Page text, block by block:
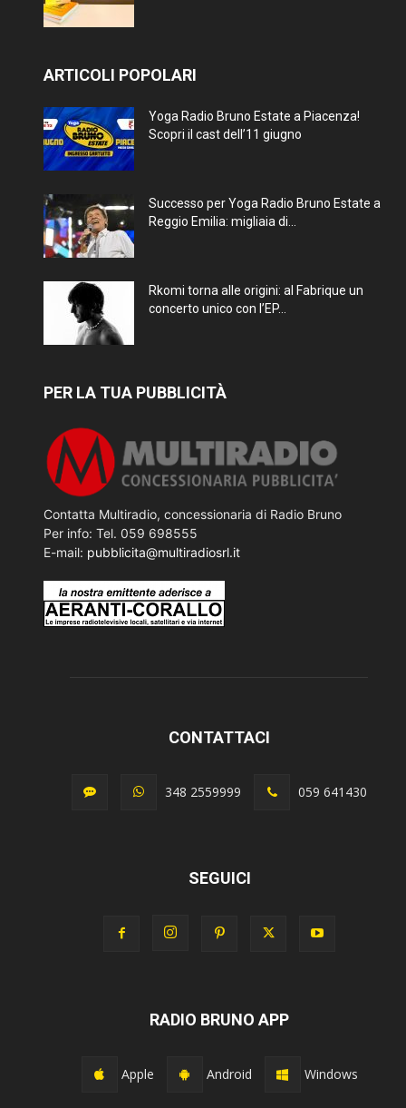
ARTICOLI POPOLARI
Yoga Radio Bruno Estate a Piacenza!
Scopri il cast dell’11 giugno
Successo per Yoga Radio Bruno Estate a
Reggio Emilia: migliaia di...
Rkomi torna alle origini: al Fabrique un
concerto unico con l’EP...
PER LA TUA PUBBLICITÀ
Contatta Multiradio, concessionaria di Radio Bruno
Per info: Tel. 059 698555
E-mail: pubblicita@multiradiosrl.it
CONTATTACI
348 2559999 059 641430
SEGUICI
RADIO BRUNO APP
Apple Android Windows